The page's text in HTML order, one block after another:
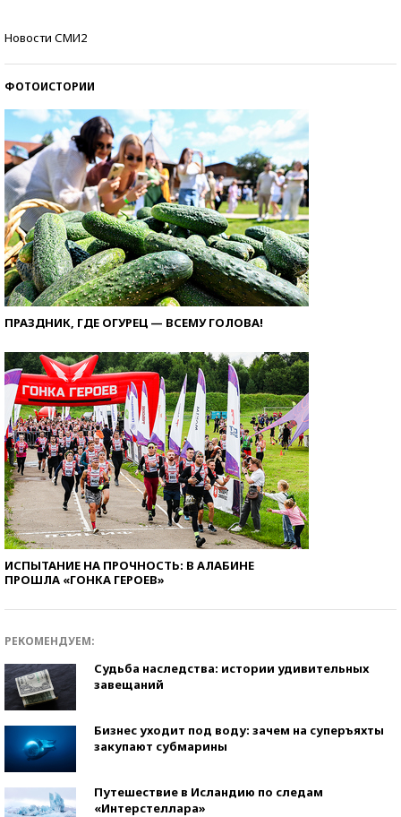
Новости СМИ2
ФОТОИСТОРИИ
ПРАЗДНИК, ГДЕ ОГУРЕЦ — ВСЕМУ ГОЛОВА!
ИСПЫТАНИЕ НА ПРОЧНОСТЬ: В АЛАБИНЕ
ПРОШЛА «ГОНКА ГЕРОЕВ»
РЕКОМЕНДУЕМ:
Судьба наследства: истории удивительных
завещаний
Бизнес уходит под воду: зачем на суперъяхты
закупают субмарины
Путешествие в Исландию по следам
«Интерстеллара»